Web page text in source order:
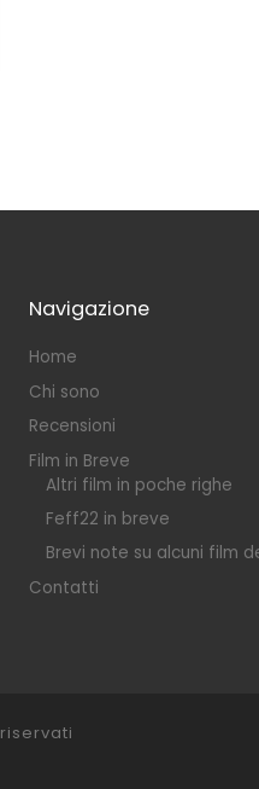
Navigazione
Home
Chi sono
Recensioni
Film in Breve
Altri film in poche righe
Feff22 in breve
Brevi note su alcuni film
Contatti